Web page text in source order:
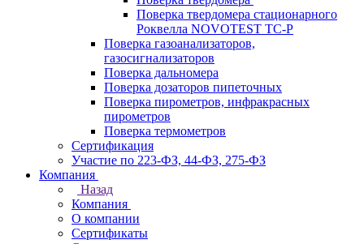
Поверка твердомера стационарного
Роквелла NOVOTEST TС-Р
Поверка газоанализаторов,
газосигнализаторов
Поверка дальномера
Поверка дозаторов пипеточных
Поверка пирометров, инфракрасных
пирометров
Поверка термометров
Сертификация
Участие по 223-ФЗ, 44-ФЗ, 275-ФЗ
Компания
Назад
Компания
О компании
Сертификаты